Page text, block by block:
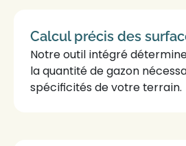
Calcul précis des
Notre outil intégré
la quantité degazon
spécificités de votre terrain.